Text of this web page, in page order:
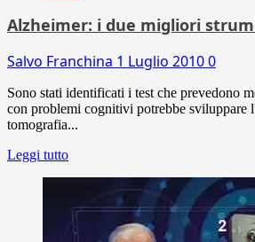
Alzheimer: i due migliori
Salvo Franchina 1 Luglio 20100
Sono stati identificati i test che prevedono
con problemi cognitivi potrebbe sviluppare
tomografia...
Leggi tutto